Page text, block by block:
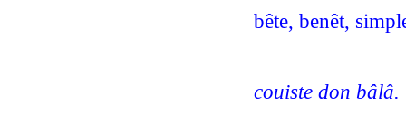
bête, benêt,
couiste don